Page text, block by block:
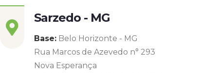
Sarzedo - MG
Base: Belo Horizonte - MG
Rua Marcos de Azevedo n° 293
Nova Esperança